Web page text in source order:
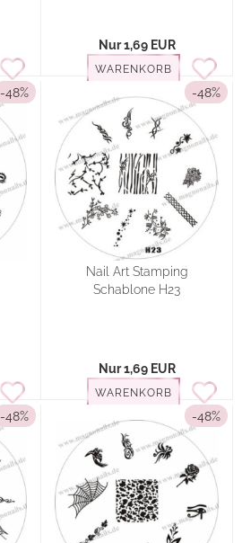
Nur 1,69 EUR
WARENKORB
-48% -48%
Nail Art Stamping
Schablone H23
Nur 1,69 EUR
WARENKORB
-48% -48%